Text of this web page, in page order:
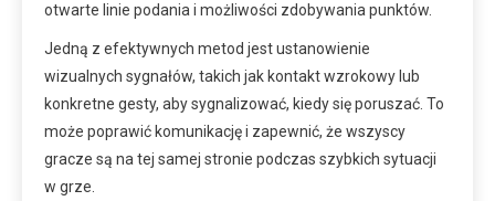
otwarte linie podania i możliwości zdobywania punktów.
Jedną z efektywnych metod jest ustanowienie
wizualnych sygnałów, takich jak kontakt wzrokowy lub
konkretne gesty, aby sygnalizować, kiedy się poruszać. To
może poprawić komunikację i zapewnić, że wszyscy
gracze są na tej samej stronie podczas szybkich sytuacji
w grze.